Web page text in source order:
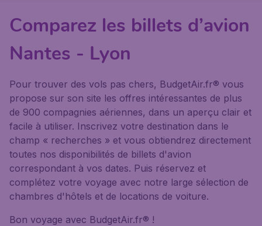
Comparez les billets d’avion
Nantes - Lyon
Pour trouver des vols pas chers, BudgetAir.fr® vous
propose sur son site les offres intéressantes de plus
de 900 compagnies aériennes, dans un aperçu clair et
facile à utiliser. Inscrivez votre destination dans le
champ « recherches » et vous obtiendrez directement
toutes nos disponibilités de billets d'avion
correspondant à vos dates. Puis réservez et
complétez votre voyage avec notre large sélection de
chambres d'hôtels et de locations de voiture.
Bon voyage avec BudgetAir.fr® !